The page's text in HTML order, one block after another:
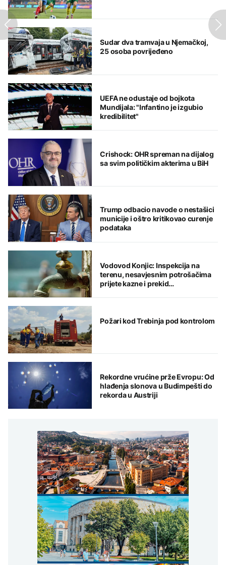
Sudar dva tramvaja u Njemačkoj,
25 osoba povrijeđeno
UEFA ne odustaje od bojkota
Mundijala: "Infantino je izgubio
kredibilitet"
Crishock: OHR spreman na dijalog
sa svim političkim akterima u BiH
Trump odbacio navode o nestašici
municije i oštro kritikovao curenje
podataka
Vodovod Konjic: Inspekcija na
terenu, nesavjesnim potrošačima
prijete kazne i prekid
Požari kod Trebinja pod kontrolom
Rekordne vrućine prže Evropu: Od
hlađenja slonova u Budimpešti do
rekorda u Austriji